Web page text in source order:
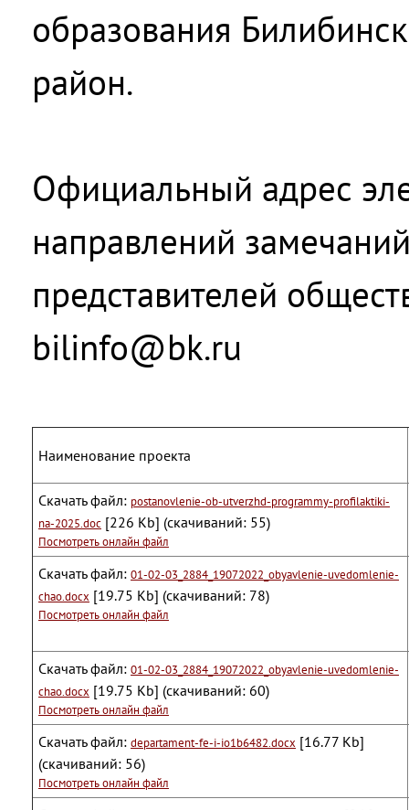
образования
район.
Официальный адрес
направлений
представителей
bilinfo@bk.ru
Наименование проекта
Скачать файл: postanovlenie-ob-utverzhd-programmy-profilaktiki-
na-2025.doc [226 Kb] (cкачиваний: 55)
Посмотреть онлайн файл
Скачать файл: 01-02-03_2884_19072022_obyavlenie-uvedomlenie-
chao.docx [19.75 Kb] (cкачиваний: 78)
Посмотреть онлайн файл
Скачать файл: 01-02-03_2884_19072022_obyavlenie-uvedomlenie-
chao.docx [19.75 Kb] (cкачиваний: 60)
Посмотреть онлайн файл
Скачать файл: departament-fe-i-io1b6482.docx [16.77 Kb]
(cкачиваний: 56)
Посмотреть онлайн файл